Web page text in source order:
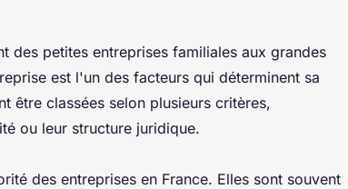
des petites entreprises familiales aux grandes
est l'un des facteurs qui déterminent sa
être classées selon plusieurs critères,
ou leur structure juridique.
des entreprises en France. Elles sont souvent